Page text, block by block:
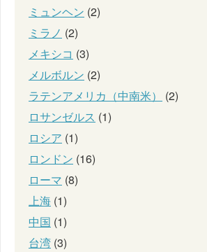
ミュンヘン (2)
ミラノ (2)
メキシコ (3)
メルボルン (2)
ラテンアメリカ（中南米）
(2)
ロサンゼルス (1)
ロシア (1)
ロンドン (16)
ローマ (8)
上海 (1)
中国 (1)
台湾 (3)